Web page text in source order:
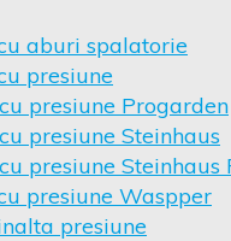
aburi spalatorie
presiune
presiune Progarden
presiune Steinhaus
presiune Steinhaus
presiune Waspper
presiune